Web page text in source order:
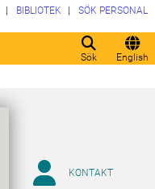
Sök English
BIBLIOTEK SÖK PERSONAL
KONTAKT